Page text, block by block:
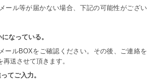
ール等が届かない場合、下記の可能性がござい
なっている。
ールBOXをご確認ください。その後、ご連絡を
送させて頂きます。
てご入力。